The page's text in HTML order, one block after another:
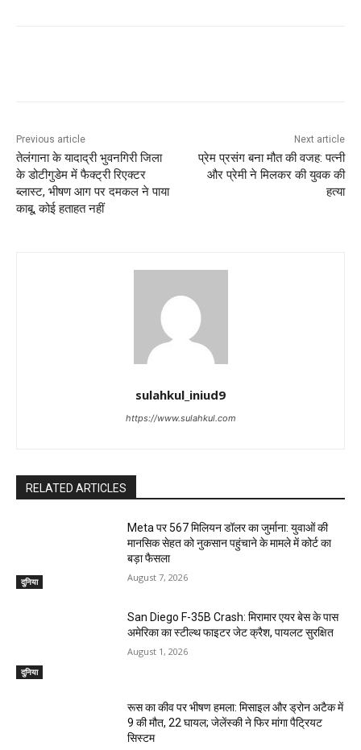
Previous article
तेलंगाना के यादाद्री भुवनगिरी जिला
के डोटीगुडेम में फैक्ट्री रिएक्टर
ब्लास्ट, भीषण आग पर दमकल ने पाया
काबू, कोई हताहत नहीं
Next article
प्रेम प्रसंग बना मौत की वजह: पत्नी
और प्रेमी ने मिलकर की युवक की
हत्या
sulahkul_iniud9
https://www.sulahkul.com
RELATED ARTICLES
दुनिया
Meta पर 567 मिलियन डॉलर का जुर्माना: युवाओं की
मानसिक सेहत को नुकसान पहुंचाने के मामले में कोर्ट का
बड़ा फैसला
August 7, 2026
दुनिया
San Diego F-35B Crash: मिरामार एयर बेस के पास
अमेरिका का स्टील्थ फाइटर जेट क्रैश, पायलट सुरक्षित
August 1, 2026
रूस का कीव पर भीषण हमला: मिसाइल और ड्रोन अटैक में
9 की मौत, 22 घायल; जेलेंस्की ने फिर मांगा पैट्रियट
सिस्टम